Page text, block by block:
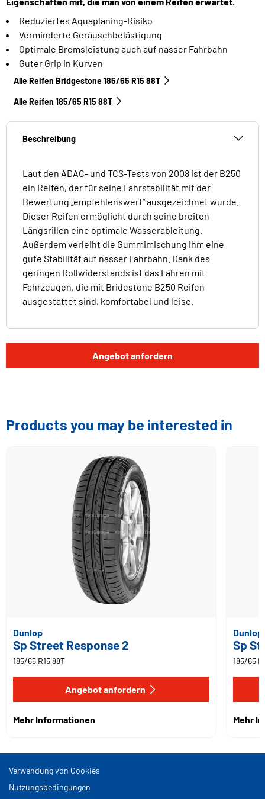
Reduziertes Aquaplaning-Risiko
Verminderte Geräuschbelästigung
Optimale Bremsleistung auch auf nasser Fahrbahn
Guter Grip in Kurven
Alle Reifen Bridgestone 185/65 R15 88T
Alle Reifen‎ 185/65 R15 88T
Beschreibung
Laut den ADAC- und TCS-Tests von 2008 ist der B250
ein Reifen, der für seine Fahrstabilität mit der
Bewertung „empfehlenswert“ ausgezeichnet wurde.
Dieser Reifen ermöglicht durch seine breiten
Längsrillen eine optimale Wasserableitung.
Außerdem verleiht die Gummimischung ihm eine
gute Stabilität auf nasser Fahrbahn. Dank des
geringen Rollwiderstands ist das Fahren mit
Fahrzeugen, die mit Bridestone B250 Reifen
ausgestattet sind, komfortabel und leise.
Angebot anfordern
Products you may be interested in
Dunlop
Sp Street Response 2
185/65 R15 88T
Angebot anfordern
Mehr Informationen
Dunlop
Sp
185/65
Mehr
Verwendung von Cookies
Nutzungsbedingungen